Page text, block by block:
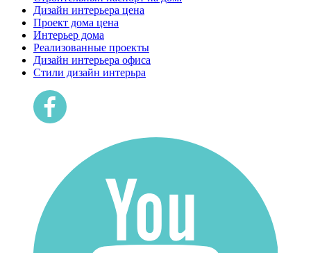
Дизайн интерьера цена
Проект дома цена
Интерьер дома
Реализованные проекты
Дизайн интерьера офиса
Cтили дизайн интерьра